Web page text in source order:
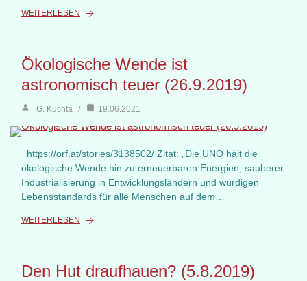
WEITERLESEN
Ökologische Wende ist
astronomisch teuer (26.9.2019)
G. Kuchta 19.06.2021
https://orf.at/stories/3138502/ Zitat: „Die UNO hält die
ökologische Wende hin zu erneuerbaren Energien, sauberer
Industrialisierung in Entwicklungsländern und würdigen
Lebensstandards für alle Menschen auf dem…
WEITERLESEN
Den Hut draufhauen? (5.8.2019)